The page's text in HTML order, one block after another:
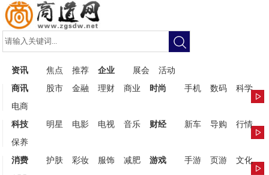
资讯 焦点 推荐 企业 展会
活动
商讯
股市 金融 理财 商业 时尚 手机 数码
科学
电商
科技
明星 电影 电视 音乐 财经 新车 导购
行情
保养
消费
护肤 彩妆 服饰 减肥 游戏 手游 页游
文化